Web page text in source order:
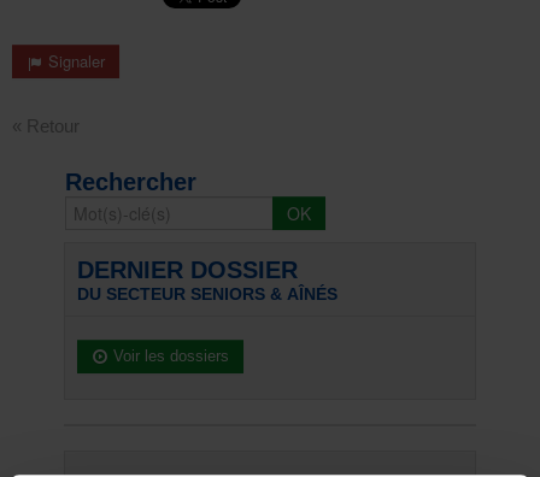
Signaler
« Retour
Rechercher
DERNIER DOSSIER
DU SECTEUR SENIORS & AÎNÉS
Voir les dossiers